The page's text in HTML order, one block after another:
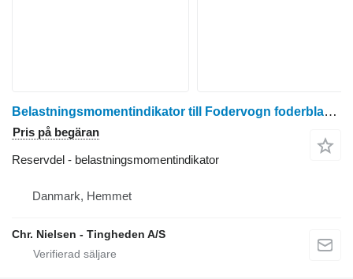
Belastningsmomentindikator till Fodervogn foderblandare
Pris på begäran
Reservdel - belastningsmomentindikator
Danmark, Hemmet
Chr. Nielsen - Tingheden A/S